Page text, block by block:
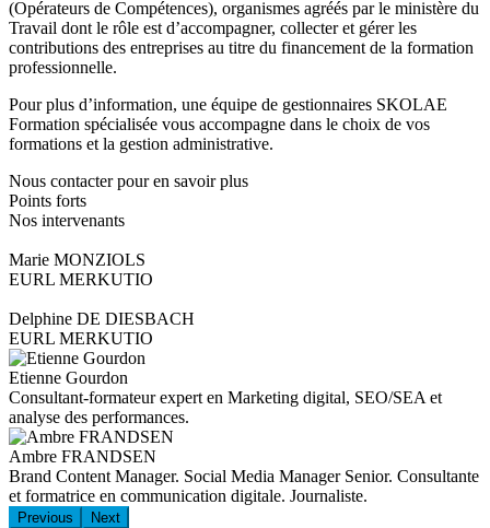
(Opérateurs de Compétences), organismes agréés par le ministère du
Travail dont le rôle est d’accompagner, collecter et gérer les
contributions des entreprises au titre du financement de la formation
professionnelle.
Pour plus d’information, une équipe de gestionnaires SKOLAE
Formation spécialisée vous accompagne dans le choix de vos
formations et la gestion administrative.
Nous contacter pour en savoir plus
Points forts
Nos intervenants
Marie MONZIOLS
EURL MERKUTIO
Delphine DE DIESBACH
EURL MERKUTIO
Etienne Gourdon
Consultant-formateur expert en Marketing digital, SEO/SEA et
analyse des performances.
Ambre FRANDSEN
Brand Content Manager. Social Media Manager Senior. Consultante
et formatrice en communication digitale. Journaliste.
Previous Next